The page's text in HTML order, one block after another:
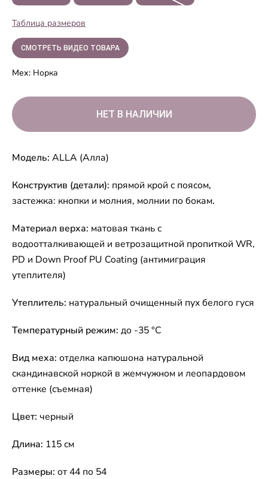
Таблица размеров
СМОТРЕТЬ ВИДЕО ТОВАРА
Мех: Норка
Модель: ALLA (Алла)
Конструктив (детали): прямой крой с поясом,
застежка: кнопки и молния, молнии по бокам.
Материал верха: матовая ткань с
водоотталкивающей и ветрозащитной пропиткой WR,
PD и Down Proof PU Coating (антимиграция
утеплителя)
Утеплитель: натуральный очищенный пух белого гуся
Температурный режим: до -35 °C
Вид меха: отделка капюшона натуральной
скандинавской норкой в жемчужном и леопардовом
оттенке (съемная)
Цвет: черный
Длина: 115 см
Размеры: от 44 по 54